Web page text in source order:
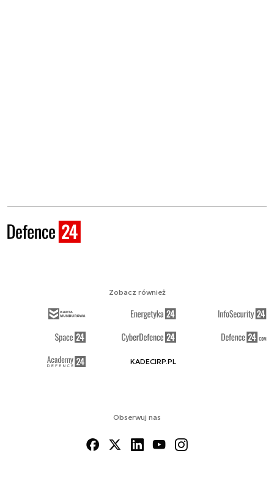
Obserwuj nas
Zobacz również
KADECIRP.PL